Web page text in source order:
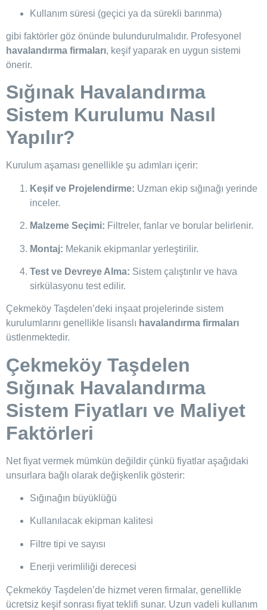
Kullanım süresi (geçici ya da sürekli barınma)
gibi faktörler göz önünde bulundurulmalıdır. Profesyonel
havalandırma firmaları, keşif yaparak en uygun sistemi
önerir.
Sığınak Havalandırma
Sistem Kurulumu Nasıl
Yapılır?
Kurulum aşaması genellikle şu adımları içerir:
Keşif ve Projelendirme: Uzman ekip sığınağı yerinde
inceler.
Malzeme Seçimi: Filtreler, fanlar ve borular belirlenir.
Montaj: Mekanik ekipmanlar yerleştirilir.
Test ve Devreye Alma: Sistem çalıştırılır ve hava
sirkülasyonu test edilir.
Çekmeköy Taşdelen’deki inşaat projelerinde sistem
kurulumlarını genellikle lisanslı havalandırma firmaları
üstlenmektedir.
Çekmeköy Taşdelen
Sığınak Havalandırma
Sistem Fiyatları ve Maliyet
Faktörleri
Net fiyat vermek mümkün değildir çünkü fiyatlar aşağıdaki
unsurlara bağlı olarak değişkenlik gösterir:
Sığınağın büyüklüğü
Kullanılacak ekipman kalitesi
Filtre tipi ve sayısı
Enerji verimliliği derecesi
Çekmeköy Taşdelen’de hizmet veren firmalar, genellikle
ücretsiz keşif sonrası fiyat teklifi sunar. Uzun vadeli kullanım